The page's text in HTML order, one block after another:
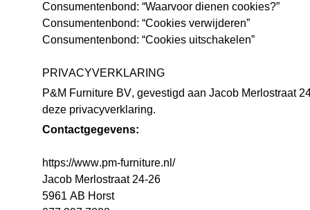
Consumentenbond: “Waarvoor dienen cookies?”
Consumentenbond: “Cookies verwijderen”
Consumentenbond: “Cookies uitschakelen”
PRIVACYVERKLARING
P&M Furniture BV, gevestigd aan Jacob Merlostraat
deze privacyverklaring.
Contactgegevens:
https://www.pm-furniture.nl/
Jacob Merlostraat 24-26
5961 AB Horst